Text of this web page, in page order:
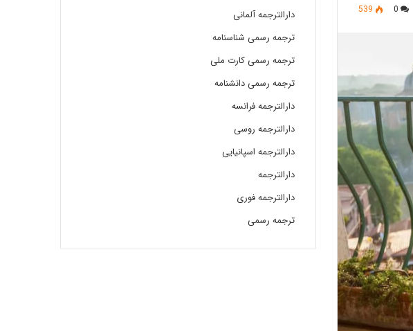
0
539
دارالترجمه آلمانی
ترجمه رسمی شناسنامه
ترجمه رسمی کارت ملی
ترجمه رسمی دانشنامه
دارالترجمه فرانسه
دارالترجمه روسی
دارالترجمه اسپانیایی
دارالترجمه
دارالترجمه فوری
ترجمه رسمی